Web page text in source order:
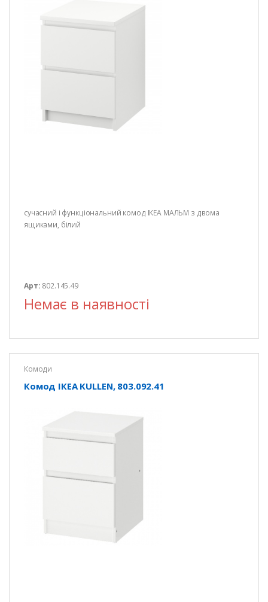
сучасний і функціональний комод ІКЕА МАЛЬМ з двома
ящиками, білий
Арт: 802.145.49
Немає в наявності
Комоди
Комод ІКЕА KULLEN, 803.092.41